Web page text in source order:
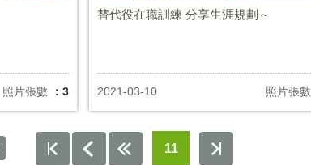
照片張數 ：3
替代役在職訓練 分享生涯規劃～
2021-03-10 照片張數
11